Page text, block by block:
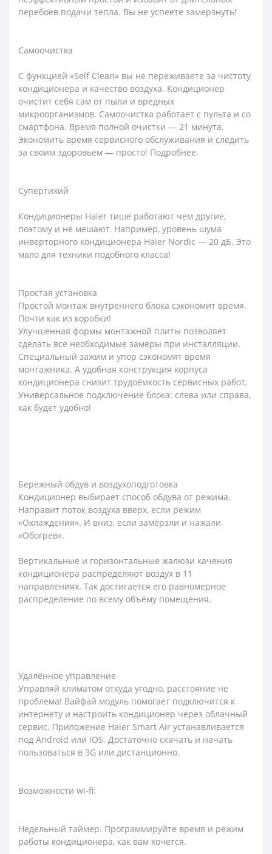
перебоев подачи тепла. Вы не успеете замерзнуть!
Самоочистка
С функцией «Self Clean» вы не переживаете за чистоту
кондиционера и качество воздуха. Кондиционер
очистит себя сам от пыли и вредных
микроорганизмов. Самоочистка работает с пульта и со
смартфона. Время полной очистки — 21 минута.
Экономить время сервисного обслуживания и следить
за своим здоровьем — просто! Подробнее.
Супертихий
Кондиционеры Haier тише работают чем другие,
поэтому и не мешают. Например, уровень шума
инверторного кондиционера Haier Nordic — 20 дБ. Это
мало для техники подобного класса!
Простая установка
Простой монтаж внутреннего блока сэкономит время.
Почти как из коробки!
Улучшенная формы монтажной плиты позволяет
сделать все необходимые замеры при инсталляции.
Специальный зажим и упор сэкономят время
монтажника. А удобная конструкция корпуса
кондиционера снизит трудоёмкость сервисных работ.
Универсальное подключение блока: слева или справа,
как будет удобно!
Бережный обдув и воздухоподготовка
Кондиционер выбирает способ обдува от режима.
Направит поток воздуха вверх, если режим
«Охлаждения». И вниз, если замёрзли и нажали
«Обогрев».
Вертикальные и горизонтальные жалюзи качения
кондиционера распределяют воздух в 11
направлениях. Так достигается его равномерное
распределение по всему объёму помещения.
Удалённое управление
Управляй климатом откуда угодно, расстояние не
проблема! Вайфай модуль помогает подключится к
интернету и настроить кондиционер через облачный
сервис. Приложение Haier Smart Air устанавливается
под Android или iOS. Достаточно скачать и начать
пользоваться в 3G или дистанционно.
Возможности wi-fi:
Недельный таймер. Программируйте время и режим
работы кондиционера, как вам хочется.